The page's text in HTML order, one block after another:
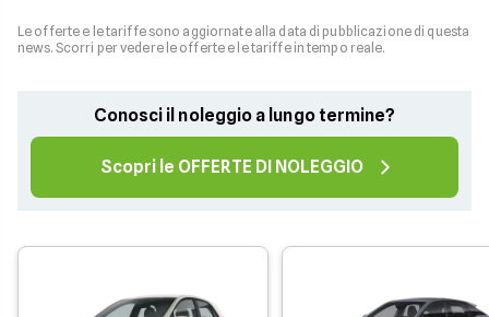
Le offerte e le tariffe sono aggiornate alla data di pubblicazione di questa
news. Scorri per vedere le offerte e le tariffe in tempo reale.
Conosci il noleggio a lungo termine?
Scopri le OFFERTE DI NOLEGGIO